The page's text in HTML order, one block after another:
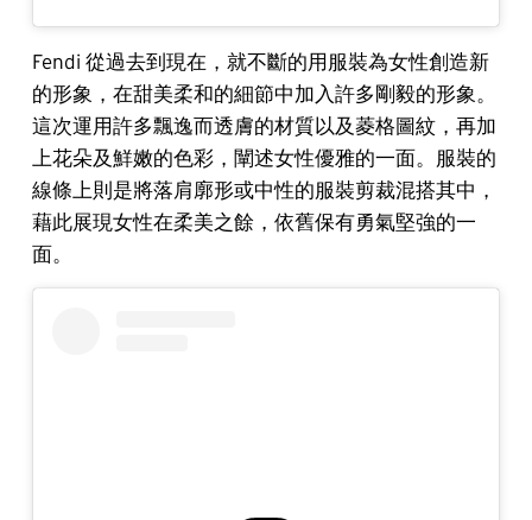
Fendi 從過去到現在，就不斷的用服裝為女性創造新
的形象，在甜美柔和的細節中加入許多剛毅的形象。
這次運用許多飄逸而透膚的材質以及菱格圖紋，再加
上花朵及鮮嫩的色彩，闡述女性優雅的一面。服裝的
線條上則是將落肩廓形或中性的服裝剪裁混搭其中，
藉此展現女性在柔美之餘，依舊保有勇氣堅強的一
面。